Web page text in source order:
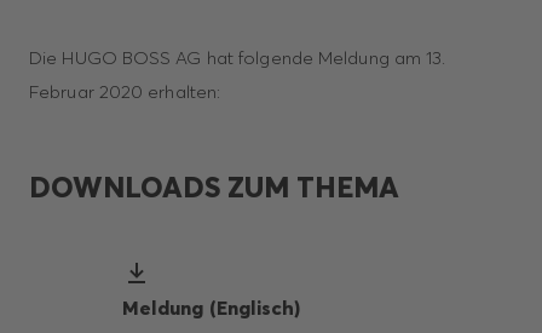
Die HUGO BOSS AG hat folgende Meldung am 13.
Februar 2020 erhalten:
DOWNLOADS ZUM THEMA
Meldung (Englisch)